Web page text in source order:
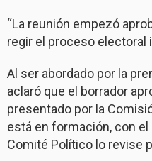
“La reunión empezó
regir el proceso electoral
Al ser abordado por la
aclaró que el borrador
presentado por la
está en formación, con
Comité Político lo revise